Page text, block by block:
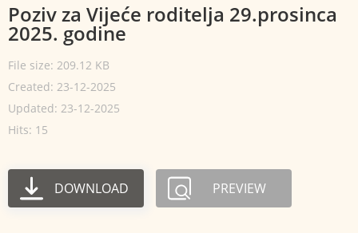
Poziv za Vijeće roditelja 29.prosinca
2025. godine
File size: 209.12 KB
Created: 23-12-2025
Updated: 23-12-2025
Hits: 15
DOWNLOAD PREVIEW